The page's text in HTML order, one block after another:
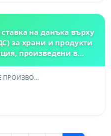
на данъка върху
за храни и продукти
произведени в
ПРОИЗВО…